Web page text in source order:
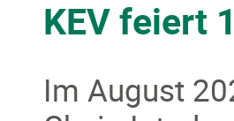
KEV feiert
Im August